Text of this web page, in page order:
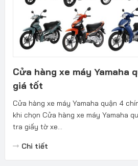
Cửa hàng xe máy Yamaha
giá tốt
Cửa hàng xe máy Yamaha quận 4
khi chọn Cửa hàng xe máy Yamaha
tra giấy tờ xe...
Chi tiết